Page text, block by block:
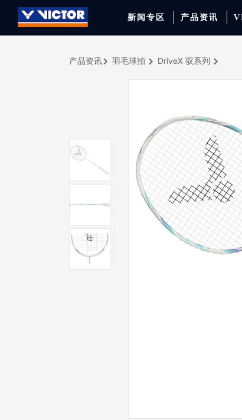
新闻专区 产品资讯
品牌资讯 产品资讯
羽毛球拍 羽毛球鞋
签约球员 专业球队
穿线师档案 学院新闻
天猫旗舰店 京东旗舰店
产品资讯 羽毛球拍 DriveX 驭系列